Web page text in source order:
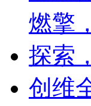
燃擎
探索
创维